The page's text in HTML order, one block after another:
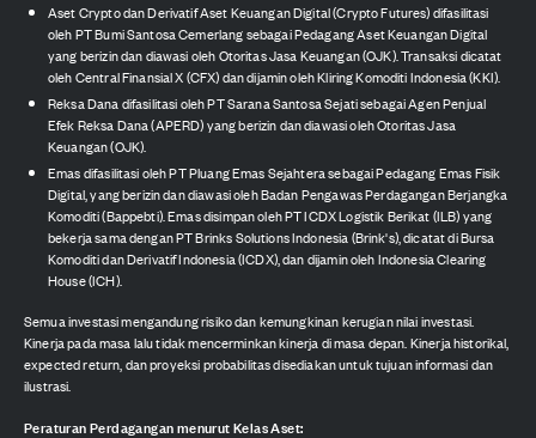
Aset Crypto dan Derivatif Aset Keuangan Digital (Crypto Futures) difasilitasi
oleh PT Bumi Santosa Cemerlang sebagai Pedagang Aset Keuangan Digital
yang berizin dan diawasi oleh Otoritas Jasa Keuangan (OJK). Transaksi dicatat
oleh Central Finansial X (CFX) dan dijamin oleh Kliring Komoditi Indonesia (KKI).
Reksa Dana difasilitasi oleh PT Sarana Santosa Sejati sebagai Agen Penjual
Efek Reksa Dana (APERD) yang berizin dan diawasi oleh Otoritas Jasa
Keuangan (OJK).
Emas difasilitasi oleh PT Pluang Emas Sejahtera sebagai Pedagang Emas Fisik
Digital, yang berizin dan diawasi oleh Badan Pengawas Perdagangan Berjangka
Komoditi (Bappebti). Emas disimpan oleh PT ICDX Logistik Berikat (ILB) yang
bekerja sama dengan PT Brinks Solutions Indonesia (Brink's), dicatat di Bursa
Komoditi dan Derivatif Indonesia (ICDX), dan dijamin oleh Indonesia Clearing
House (ICH).
Semua investasi mengandung risiko dan kemungkinan kerugian nilai investasi.
Kinerja pada masa lalu tidak mencerminkan kinerja di masa depan. Kinerja historikal,
expected return, dan proyeksi probabilitas disediakan untuk tujuan informasi dan
ilustrasi.
Peraturan Perdagangan menurut Kelas Aset: